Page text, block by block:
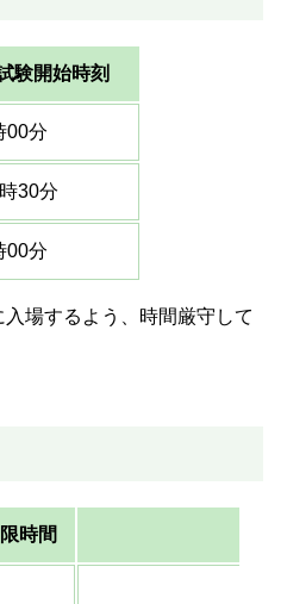
験開始時刻
00分
30分
00分
場するよう、時間厳守して
時間